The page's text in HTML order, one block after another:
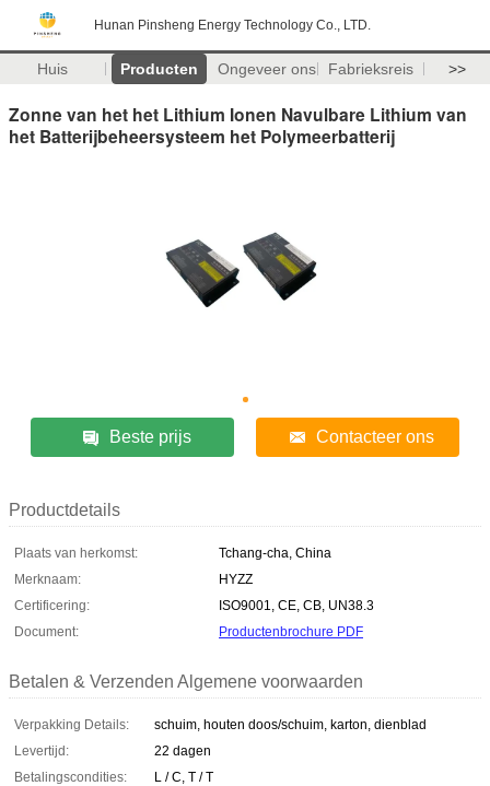
Hunan Pinsheng Energy Technology Co., LTD.
Huis Producten Ongeveer ons Fabrieksreis >>
Zonne van het het Lithium Ionen Navulbare Lithium van
het Batterijbeheersysteem het Polymeerbatterij
Beste prijs Contacteer ons
Productdetails
Plaats van herkomst:
Tchang-cha, China
Merknaam:
HYZZ
Certificering:
ISO9001, CE, CB, UN38.3
Document:
Productenbrochure PDF
Betalen & Verzenden Algemene voorwaarden
Verpakking Details:
schuim, houten doos/schuim, karton, dienblad
Levertijd:
22 dagen
Betalingscondities:
L / C, T / T